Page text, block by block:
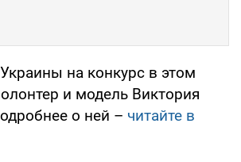
на конкурс в этом
и модель Виктория
о ней – читайте в